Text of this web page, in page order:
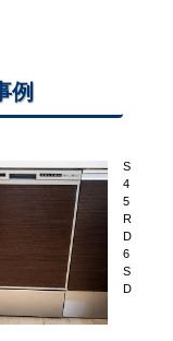
例
S
4
5
R
D
6
S
D